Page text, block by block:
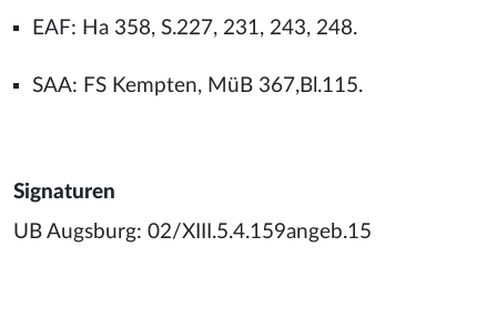
EAF: Ha 358, S.227, 231, 243, 248.
SAA: FS Kempten, MüB 367,Bl.115.
Signaturen
UB Augsburg: 02/XIII.5.4.159angeb.15